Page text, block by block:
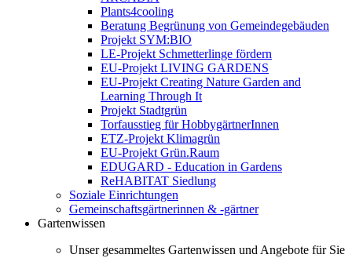
Plants4cooling
Beratung Begrünung von Gemeindegebäuden
Projekt SYM:BIO
LE-Projekt Schmetterlinge fördern
EU-Projekt LIVING GARDENS
EU-Projekt Creating Nature Garden and
Learning Through It
Projekt Stadtgrün
Torfausstieg für HobbygärtnerInnen
ETZ-Projekt Klimagrün
EU-Projekt Grün.Raum
EDUGARD - Education in Gardens
ReHABITAT Siedlung
Soziale Einrichtungen
Gemeinschaftsgärtnerinnen & -gärtner
Gartenwissen
Unser gesammeltes Gartenwissen und Angebote für Sie